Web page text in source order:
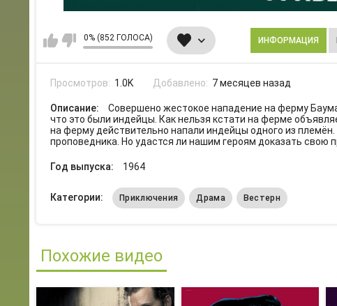
0% (852 ГОЛОСА) ИНФОРМАЦИЯ
Просмотров: 1.0K Добавлено: 7 месяцев назад
Описание:
Совершено жестокое нападение на ферму
что это были индейцы. Как нельзя кстати на ферме
на ферму действительно напали индейцы одного из
проповедника. Но удастся ли нашим героям доказать свою
Год выпуска: 1964
Категории: Приключения Драма Вестерн
Похожие видео